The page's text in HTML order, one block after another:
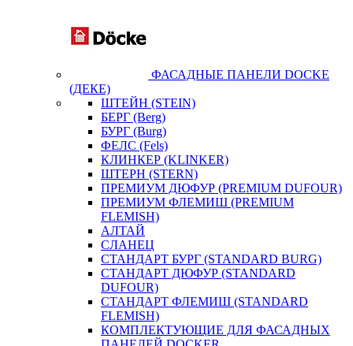
ФАСАДНЫЕ ПАНЕЛИ DOCKE
(ДЕКЕ)
ШТЕЙН (STEIN)
БЕРГ (Berg)
БУРГ (Burg)
ФЕЛС (Fels)
КЛИНКЕР (KLINKER)
ШТЕРН (STERN)
ПРЕМИУМ ДЮФУР (PREMIUM DUFOUR)
ПРЕМИУМ ФЛЕМИШ (PREMIUM
FLEMISH)
АЛТАЙ
СЛАНЕЦ
СТАНДАРТ БУРГ (STANDARD BURG)
СТАНДАРТ ДЮФУР (STANDARD
DUFOUR)
СТАНДАРТ ФЛЕМИШ (STANDARD
FLEMISH)
КОМПЛЕКТУЮЩИЕ ДЛЯ ФАСАДНЫХ